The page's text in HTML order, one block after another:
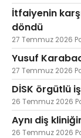
İtfaiyenin
döndü
27 Temmuz 2026
Yusuf
27 Temmuz 2026
DİSK örgütlü
26 Temmuz 2026
Aynı diş
26 Temmuz 2026